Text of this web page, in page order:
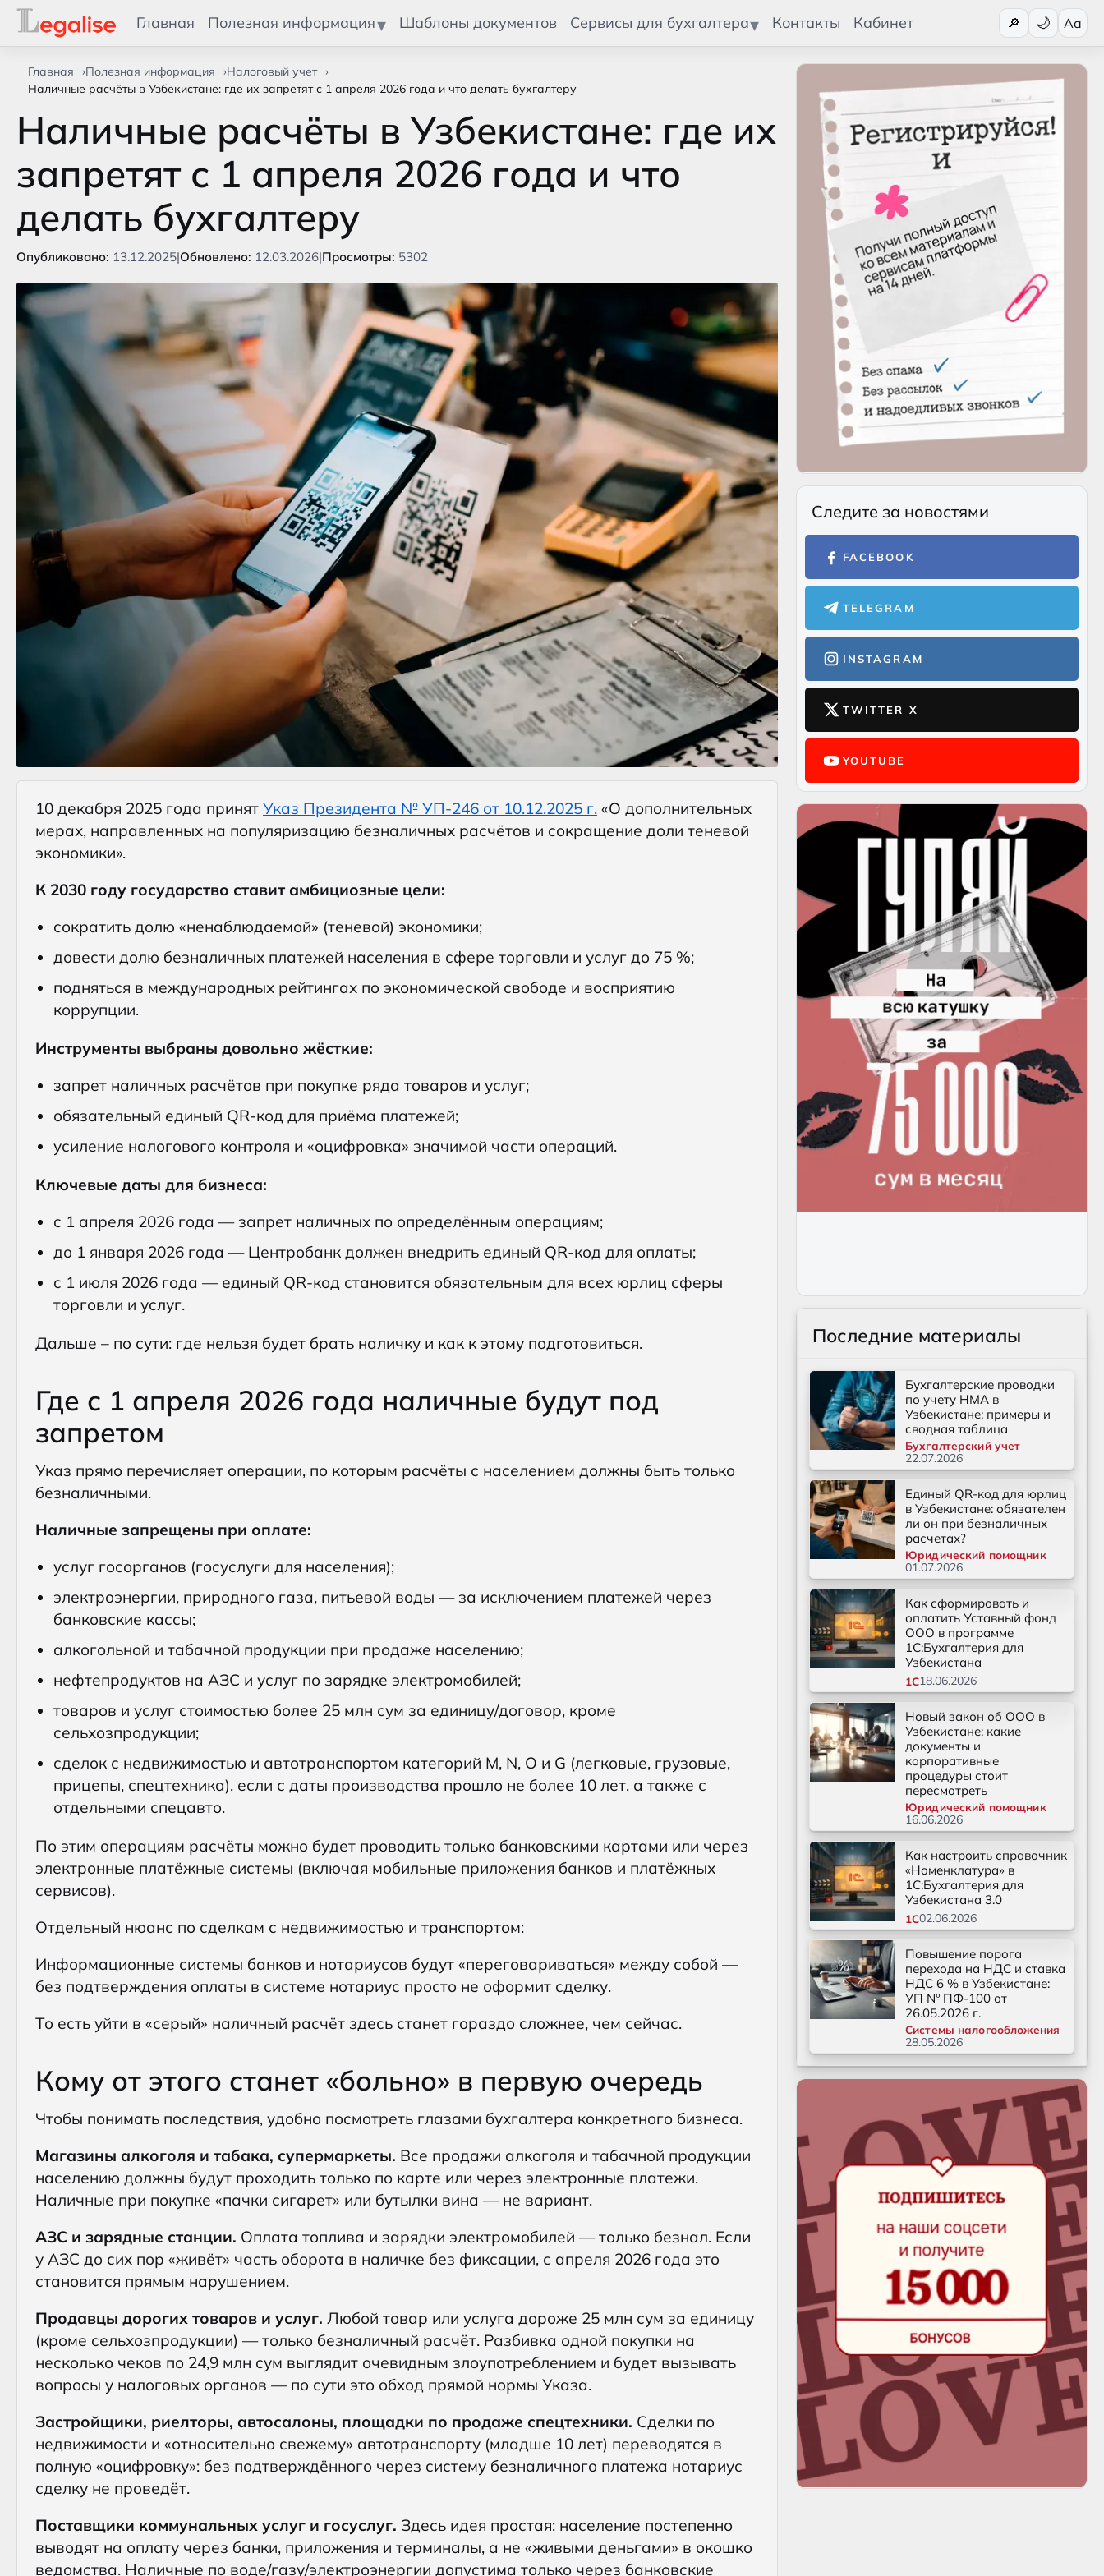
Главная Полезная информация Шаблоны документов Сервисы для бухгалтера Контакты Кабинет 🔎 Aa
Главная Полезная информация
Налоговый учет
Наличные расчёты в Узбекистане: где их запретят с 1 апреля 2026 года и что делать бухгалтеру
Наличные расчёты в Узбекистане: где их
запретят с 1 апреля 2026 года и что
делать бухгалтеру
Опубликовано: 13.12.2025|Обновлено: 12.03.2026|Просмотры: 5302
10 декабря 2025 года принят Указ Президента № УП-246 от 10.12.2025 г. «О дополнительных
мерах, направленных на популяризацию безналичных расчётов и сокращение доли теневой
экономики».
К 2030 году государство ставит амбициозные цели:
сократить долю «ненаблюдаемой» (теневой) экономики;
довести долю безналичных платежей населения в сфере торговли и услуг до 75 %;
подняться в международных рейтингах по экономической свободе и восприятию
коррупции.
Инструменты выбраны довольно жёсткие:
запрет наличных расчётов при покупке ряда товаров и услуг;
обязательный единый QR-код для приёма платежей;
усиление налогового контроля и «оцифровка» значимой части операций.
Ключевые даты для бизнеса:
с 1 апреля 2026 года — запрет наличных по определённым операциям;
до 1 января 2026 года — Центробанк должен внедрить единый QR-код для оплаты;
с 1 июля 2026 года — единый QR-код становится обязательным для всех юрлиц сферы
торговли и услуг.
Дальше – по сути: где нельзя будет брать наличку и как к этому подготовиться.
Где с 1 апреля 2026 года наличные будут под
запретом
Указ прямо перечисляет операции, по которым расчёты с населением должны быть только
безналичными.
Наличные запрещены при оплате:
услуг госорганов (госуслуги для населения);
электроэнергии, природного газа, питьевой воды — за исключением платежей через
банковские кассы;
алкогольной и табачной продукции при продаже населению;
нефтепродуктов на АЗС и услуг по зарядке электромобилей;
товаров и услуг стоимостью более 25 млн сум за единицу/договор, кроме
сельхозпродукции;
сделок с недвижимостью и автотранспортом категорий М, N, O и G (легковые, грузовые,
прицепы, спецтехника), если с даты производства прошло не более 10 лет, а также с
отдельными спецавто.
По этим операциям расчёты можно будет проводить только банковскими картами или через
электронные платёжные системы (включая мобильные приложения банков и платёжных
сервисов).
Отдельный нюанс по сделкам с недвижимостью и транспортом:
Информационные системы банков и нотариусов будут «переговариваться» между собой —
без подтверждения оплаты в системе нотариус просто не оформит сделку.
То есть уйти в «серый» наличный расчёт здесь станет гораздо сложнее, чем сейчас.
Кому от этого станет «больно» в первую очередь
Чтобы понимать последствия, удобно посмотреть глазами бухгалтера конкретного бизнеса.
Магазины алкоголя и табака, супермаркеты. Все продажи алкоголя и табачной продукции
населению должны будут проходить только по карте или через электронные платежи.
Наличные при покупке «пачки сигарет» или бутылки вина — не вариант.
АЗС и зарядные станции. Оплата топлива и зарядки электромобилей — только безнал. Если
у АЗС до сих пор «живёт» часть оборота в наличке без фиксации, с апреля 2026 года это
становится прямым нарушением.
Продавцы дорогих товаров и услуг. Любой товар или услуга дороже 25 млн сум за единицу
(кроме сельхозпродукции) — только безналичный расчёт. Разбивка одной покупки на
несколько чеков по 24,9 млн сум выглядит очевидным злоупотреблением и будет вызывать
вопросы у налоговых органов — по сути это обход прямой нормы Указа.
Застройщики, риелторы, автосалоны, площадки по продаже спецтехники. Сделки по
недвижимости и «относительно свежему» автотранспорту (младше 10 лет) переводятся в
полную «оцифровку»: без подтверждённого через систему безналичного платежа нотариус
сделку не проведёт.
Поставщики коммунальных услуг и госуслуг. Здесь идея простая: население постепенно
выводят на оплату через банки, приложения и терминалы, а не «живыми деньгами» в окошко
ведомства. Наличные по воде/газу/электроэнергии допустима только через банковские
Следите за новостями
FACEBOOK
TELEGRAM
INSTAGRAM
TWITTER X
YOUTUBE
Последние материалы
Бухгалтерские проводки
по учету НМА в
Узбекистане: примеры и
сводная таблица
Бухгалтерский учет
22.07.2026
Единый QR-код для юрлиц
в Узбекистане: обязателен
ли он при безналичных
расчетах?
Юридический помощник
01.07.2026
Как сформировать и
оплатить Уставный фонд
ООО в программе
1С:Бухгалтерия для
Узбекистана
1С18.06.2026
Новый закон об ООО в
Узбекистане: какие
документы и
корпоративные
процедуры стоит
пересмотреть
Юридический помощник
16.06.2026
Как настроить справочник
«Номенклатура» в
1С:Бухгалтерия для
Узбекистана 3.0
1С02.06.2026
Повышение порога
перехода на НДС и ставка
НДС 6 % в Узбекистане:
УП № ПФ-100 от
26.05.2026 г.
Системы налогообложения
28.05.2026